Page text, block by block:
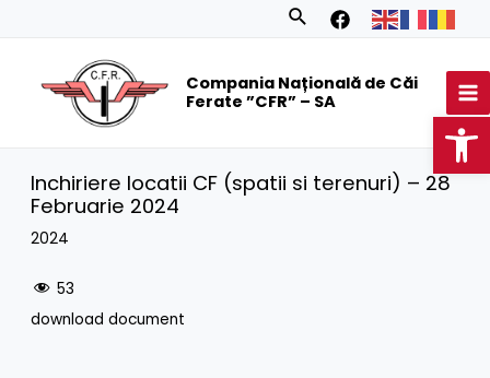
Search
Compania Națională de Căi
Ferate ”CFR” – SA
Inchiriere locatii CF (spatii si terenuri) – 28
Februarie 2024
2024
53
download document